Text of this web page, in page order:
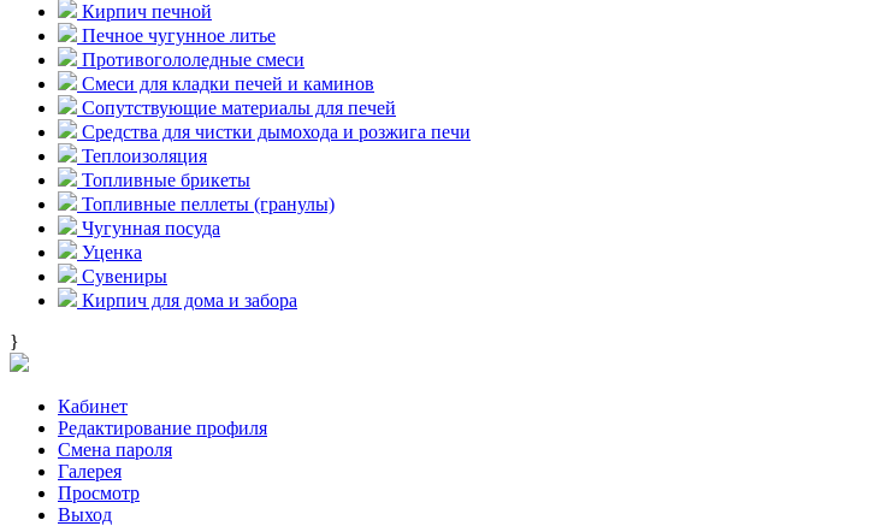
Кирпич печной
Печное чугунное литье
Противогололедные смеси
Смеси для кладки печей и каминов
Сопутствующие материалы для печей
Средства для чистки дымохода и розжига печи
Теплоизоляция
Топливные брикеты
Топливные пеллеты (гранулы)
Чугунная посуда
Уценка
Сувениры
Кирпич для дома и забора
}
Кабинет
Редактирование профиля
Смена пароля
Галерея
Просмотр
Выход